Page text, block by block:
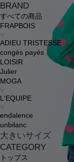
BRAND
すべての商品
FRAPBOIS
ADIEU TRISTESSE
congés payés
LOISIR
Julier
MOGA
L'EQUIPE
endalence
unbilanc
大きいサイズ
CATEGORY
トップス